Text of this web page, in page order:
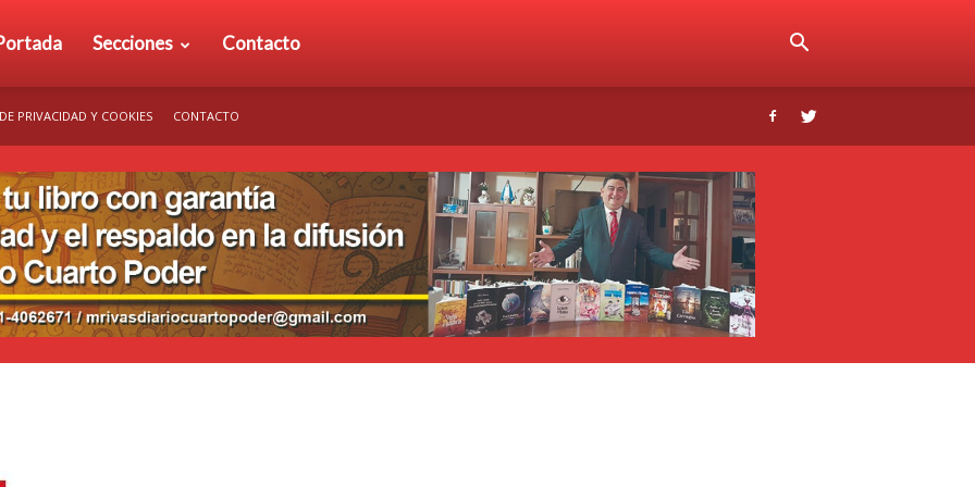
Secciones Contacto
PRIVACIDAD Y COOKIES CONTACTO